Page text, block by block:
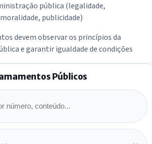
pública (legalidade,
publicidade)
devem observar os princípios da
e garantir igualdade de condições
Públicos